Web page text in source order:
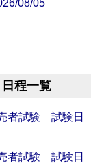
08/05
程一覧
者試験 試験日
者試験 試験日